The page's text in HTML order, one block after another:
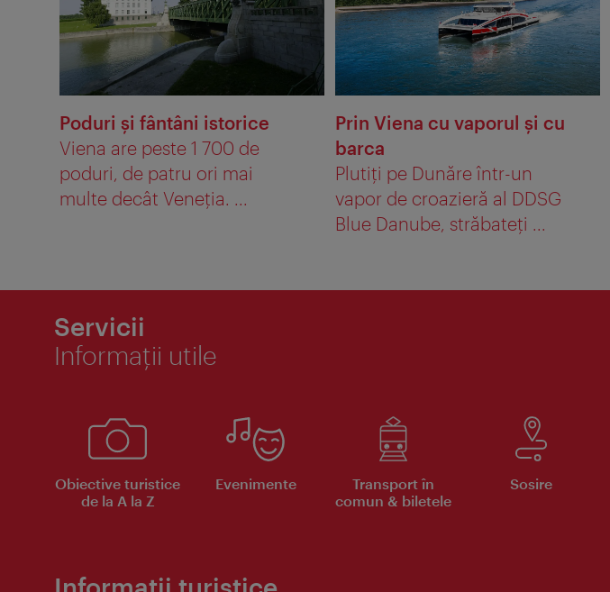
Poduri şi fântâni istorice
Viena are peste 1 700 de
poduri, de patru ori mai
multe decât Veneţia. ...
Prin Viena cu vaporul şi cu
barca
Plutiţi pe Dunăre într-un
vapor de croazieră al DDSG
Blue Danube, străbateţi ...
Servicii
Informaţii utile
Obiective turistice
de la A la Z
Evenimente
Transport în
comun & biletele
Sosire